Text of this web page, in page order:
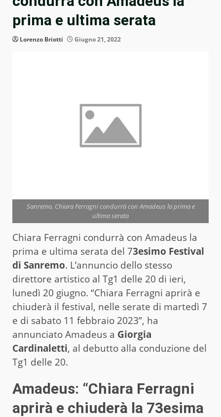
prima e ultima serata
Lorenzo Briotti Giugno 21, 2022
Sanremo, Chiara Ferragni condurrà con Amadeus la prima e
ultima serata
Chiara Ferragni condurrà con Amadeus la
prima e ultima serata del 73esimo Festival
di Sanremo. L’annuncio dello stesso
direttore artistico al Tg1 delle 20 di ieri,
lunedì 20 giugno. “Chiara Ferragni aprirà e
chiuderà il festival, nelle serate di martedì 7
e di sabato 11 febbraio 2023”, ha
annunciato Amadeus a Giorgia
Cardinaletti, al debutto alla conduzione del
Tg1 delle 20.
Amadeus: “Chiara Ferragni
aprirà e chiuderà la 73esima